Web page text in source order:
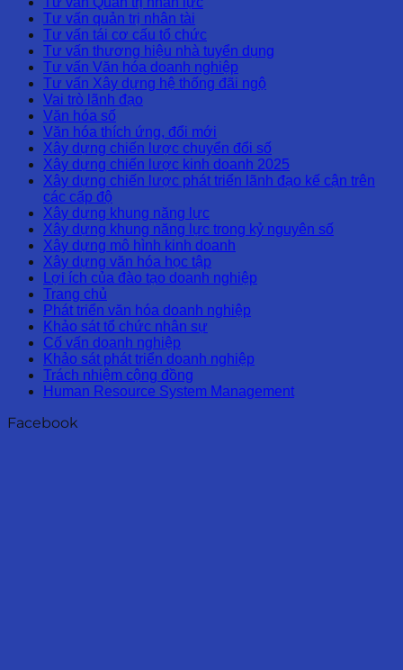
Tư vấn quản trị nhân tài
Tư vấn tái cơ cấu tổ chức
Tư vấn thương hiệu nhà tuyển dụng
Tư vấn Văn hóa doanh nghiệp
Tư vấn Xây dựng hệ thống đãi ngộ
Vai trò lãnh đạo
Văn hóa số
Văn hóa thích ứng, đổi mới
Xây dựng chiến lược chuyển đổi số
Xây dựng chiến lược kinh doanh 2025
Xây dựng chiến lược phát triển lãnh đạo kế cận trên
các cấp độ
Xây dựng khung năng lực
Xây dựng khung năng lực trong kỷ nguyên số
Xây dựng mô hình kinh doanh
Xây dựng văn hóa học tập
Lợi ích của đào tạo doanh nghiệp
Trang chủ
Phát triển văn hóa doanh nghiệp
Khảo sát tổ chức nhân sự
Cố vấn doanh nghiệp
Khảo sát phát triển doanh nghiệp
Trách nhiệm cộng đồng
Human Resource System Management
Facebook